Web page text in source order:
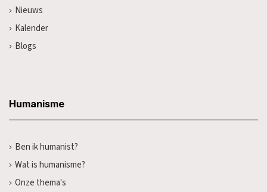
Nieuws
Kalender
Blogs
Humanisme
Ben ik humanist?
Wat is humanisme?
Onze thema's